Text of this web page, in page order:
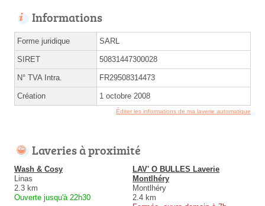
Informations
Forme juridique SARL
SIRET 50831447300028
N° TVA Intra. FR29508314473
Création 1 octobre 2008
Éditer les informations de ma laverie automatique
Laveries à proximité
Wash & Cosy
Linas
2.3 km
Ouverte jusqu'à 22h30
LAV' O BULLES Laverie
Montlhéry
Montlhéry
2.4 km